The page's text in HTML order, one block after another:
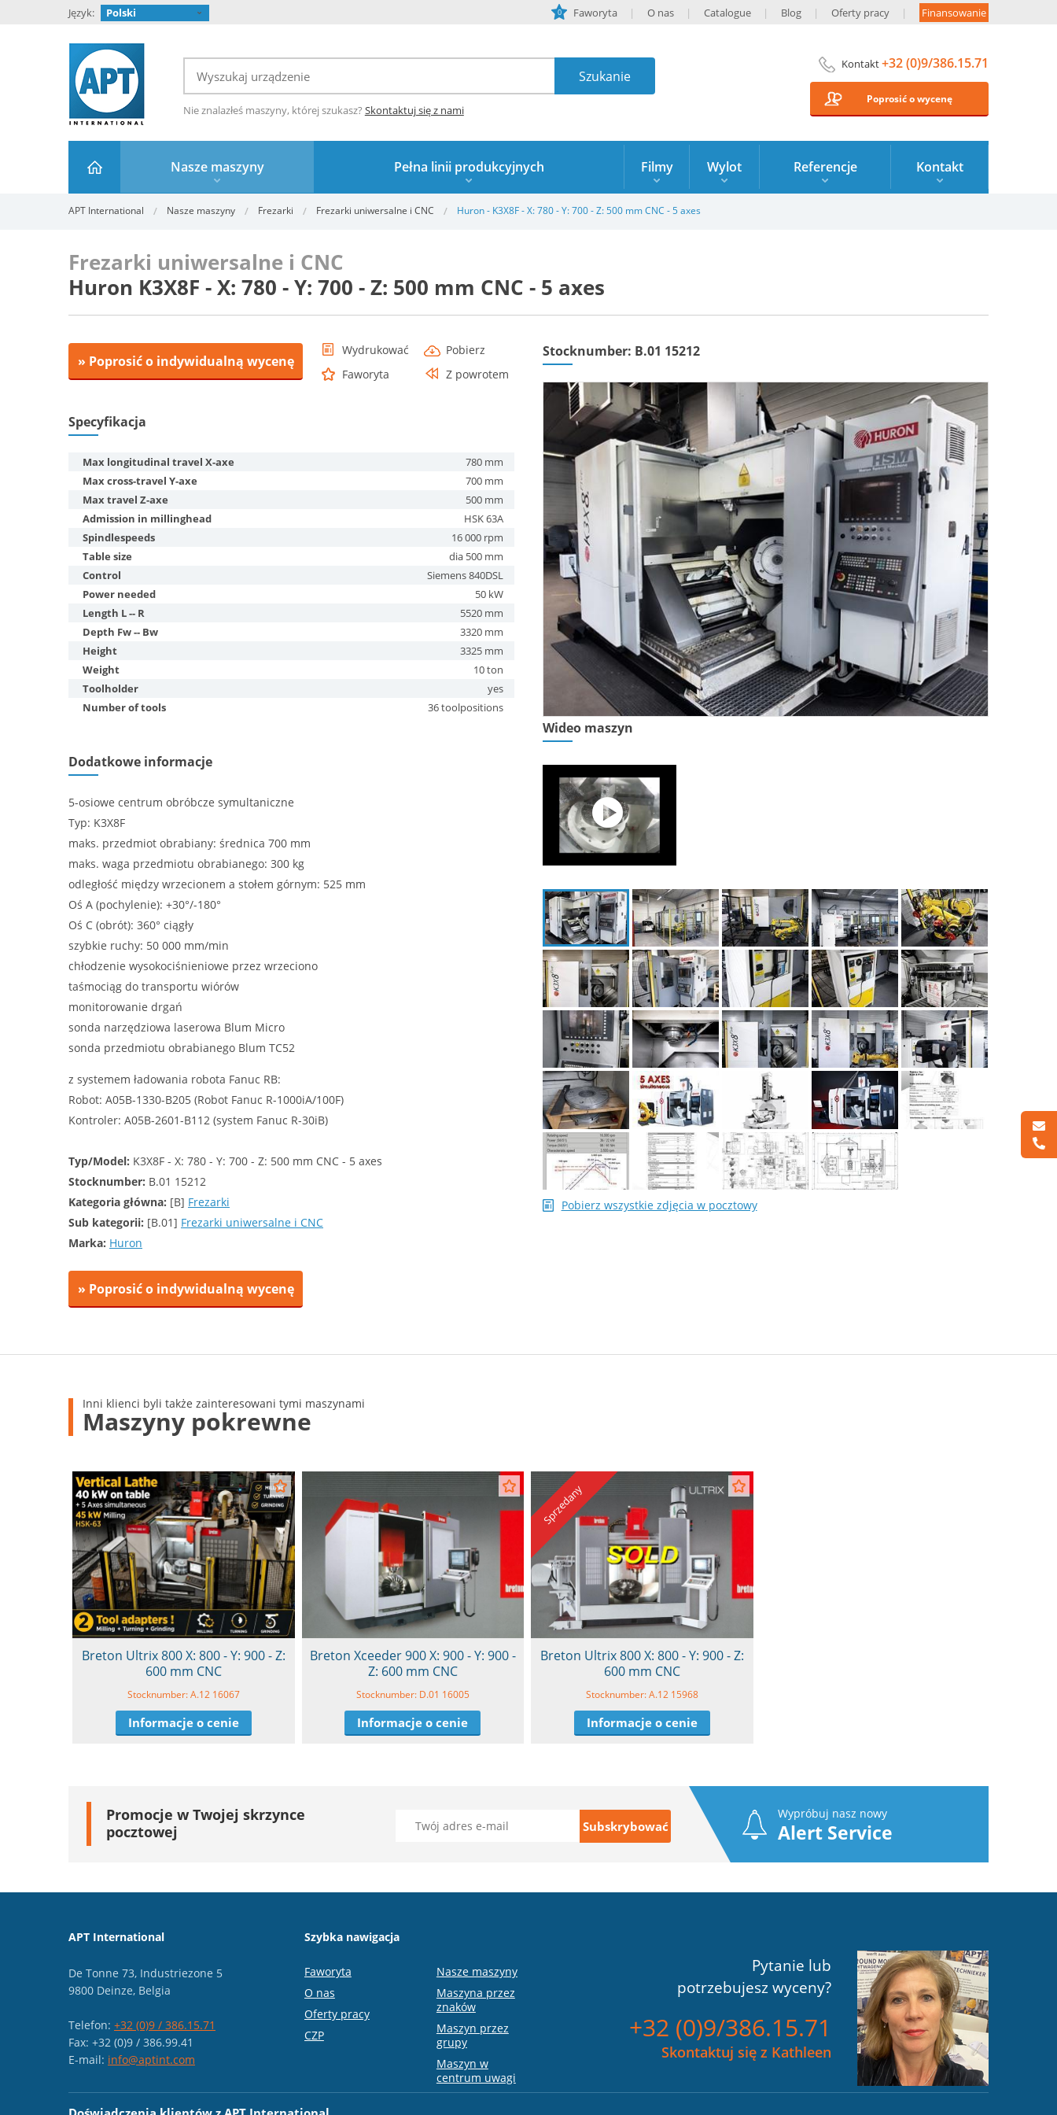
Język: Polski 0 Faworyta O nas Catalogue Blog Oferty pracy Finansowanie
Nie znalazłeś maszyny, której szukasz? Skontaktuj się z nami
Kontakt+32 (0)9/386.15.71
Poprosić o wycenę
Nasze maszyny Pełna linii produkcyjnych Filmy Wylot Referencje Kontakt
APT International Nasze maszyny Frezarki Frezarki uniwersalne i CNC Huron - K3X8F - X: 780 - Y: 700 - Z: 500 mm CNC - 5 axes
Frezarki uniwersalne i CNC
Huron K3X8F - X: 780 - Y: 700 - Z: 500 mm CNC - 5 axes
» Poprosić o indywidualną wycenę
Wydrukować
Pobierz
Faworyta
Z powrotem
Specyfikacja
Max longitudinal travel X-axe
780 mm
Max cross-travel Y-axe
700 mm
Max travel Z-axe
500 mm
Admission in millinghead
HSK 63A
Spindlespeeds
16 000 rpm
Table size
dia 500 mm
Control
Siemens 840DSL
Power needed
50 kW
Length L -- R
5520 mm
Depth Fw -- Bw
3320 mm
Height
3325 mm
Weight
10 ton
Toolholder
yes
Number of tools
36 toolpositions
Dodatkowe informacje
5-osiowe centrum obróbcze symultaniczne
Typ: K3X8F
maks. przedmiot obrabiany: średnica 700 mm
maks. waga przedmiotu obrabianego: 300 kg
odległość między wrzecionem a stołem górnym: 525 mm
Oś A (pochylenie): +30°/-180°
Oś C (obrót): 360° ciągły
szybkie ruchy: 50 000 mm/min
chłodzenie wysokociśnieniowe przez wrzeciono
taśmociąg do transportu wiórów
monitorowanie drgań
sonda narzędziowa laserowa Blum Micro
sonda przedmiotu obrabianego Blum TC52
z systemem ładowania robota Fanuc RB:
Robot: A05B-1330-B205 (Robot Fanuc R-1000iA/100F)
Kontroler: A05B-2601-B112 (system Fanuc R-30iB)
Typ/Model: K3X8F - X: 780 - Y: 700 - Z: 500 mm CNC - 5 axes
Stocknumber: B.01 15212
Kategoria główna: [B] Frezarki
Sub kategorii: [B.01] Frezarki uniwersalne i CNC
Marka: Huron
» Poprosić o indywidualną wycenę
Stocknumber: B.01 15212
Wideo maszyn
Pobierz wszystkie zdjęcia w pocztowy
Inni klienci byli także zainteresowani tymi maszynami
Maszyny pokrewne
Breton Ultrix 800 X: 800 - Y: 900 - Z:
600 mm CNC
Stocknumber: A.12 16067
Informacje o cenie
Breton Xceeder 900 X: 900 - Y: 900 -
Z: 600 mm CNC
Stocknumber: D.01 16005
Informacje o cenie
Sprzedany
Breton Ultrix 800 X: 800 - Y: 900 - Z:
600 mm CNC
Stocknumber: A.12 15968
Informacje o cenie
Promocje w Twojej skrzynce
pocztowej
Wypróbuj nasz nowy
Alert Service
APT International
De Tonne 73, Industriezone 5
9800 Deinze, Belgia
Telefon: +32 (0)9 / 386.15.71
Fax: +32 (0)9 / 386.99.41
E-mail: info@aptint.com
Szybka nawigacja
Faworyta
O nas
Oferty pracy
CZP
Nasze maszyny
Maszyna przez
znaków
Maszyn przez
grupy
Maszyn w
centrum uwagi
Pytanie lub
potrzebujesz wyceny?
+32 (0)9/386.15.71
Skontaktuj się z Kathleen